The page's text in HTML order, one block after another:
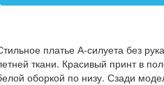
платье А-силуета без
ткани. Красивый принт в
оборкой по низу. Сзади